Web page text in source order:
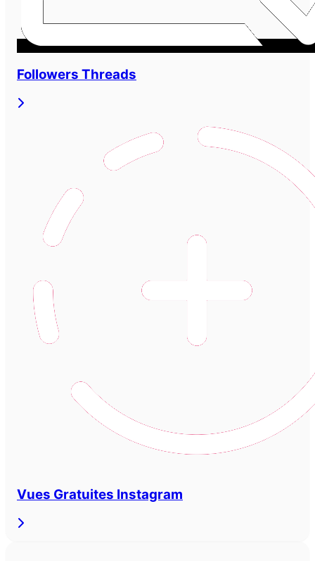
Followers Threads
Vues Gratuites Instagram